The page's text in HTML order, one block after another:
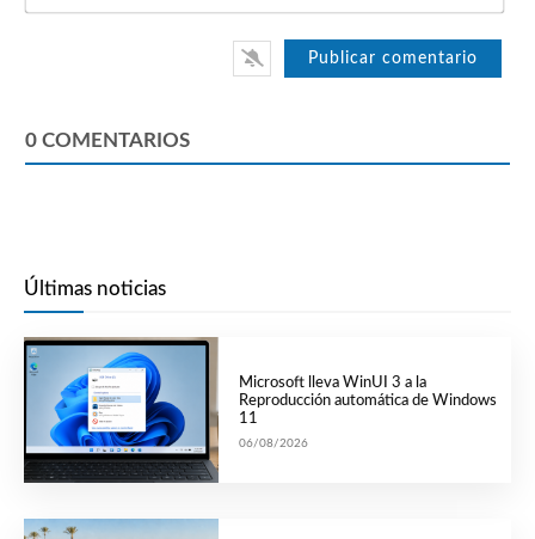
0 COMENTARIOS
Últimas noticias
Microsoft lleva WinUI 3 a la
Reproducción automática de Windows
11
06/08/2026